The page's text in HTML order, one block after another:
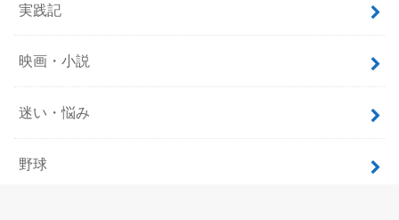
実践記
映画・小説
迷い・悩み
野球